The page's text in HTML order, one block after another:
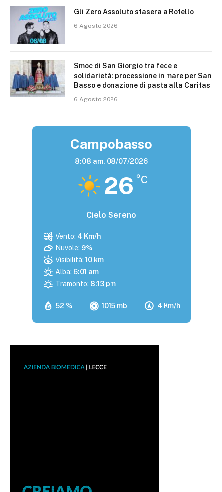
Gli Zero Assoluto stasera a Rotello
6 Agosto 2026
Smoc di San Giorgio tra fede e
solidarietà: processione in mare per San
Basso e donazione di pasta alla Caritas
6 Agosto 2026
Campobasso
8:08 am, 08/07/2026
26 °C
Cielo Sereno
52 % 1015 mb 4 Km/h
Vento: 4 Km/h
Nuvole: 9%
Visibilità: 10 km
Alba: 6:01 am
Tramonto: 8:13 pm